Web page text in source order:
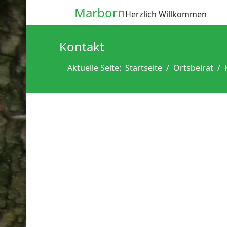
MarbornHerzlich Willkommen
Kontakt
Aktuelle Seite: Startseite Ortsbeirat